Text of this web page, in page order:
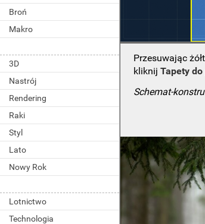
Broń
Makro
3D
Nastrój
Rendering
Raki
Styl
Lato
Nowy Rok
Lotnictwo
Technologia
Przesuwając
kliknijTapety
Schemat-